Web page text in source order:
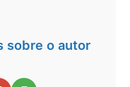
sobre o autor